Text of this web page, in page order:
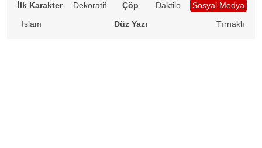
İlk Karakter
Dekoratif Çöp Daktilo
Sosyal Medya
İslam
Düz Yazı Tırnaklı